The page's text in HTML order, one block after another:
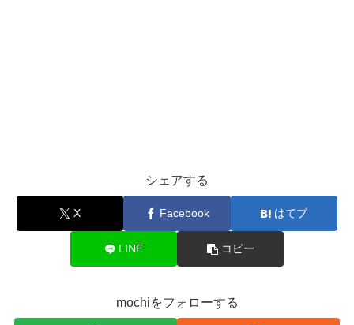
シェアする
X Facebook はてブ
LINE コピー
mochiをフォローする